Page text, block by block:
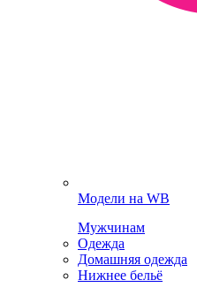
Модели на WB
Мужчинам
Одежда
Домашняя одежда
Нижнее бельё